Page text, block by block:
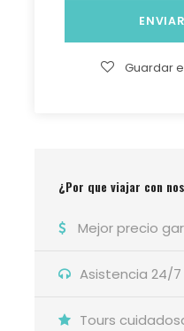
Guardar
¿Por que viajar con
Mejor precio
Asistencia 24/7
Tours